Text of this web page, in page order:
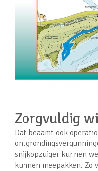
Zorgvuldig
Dat beaamt ook
snijkopzuiger kunnen
kunnen meepakken. Zo